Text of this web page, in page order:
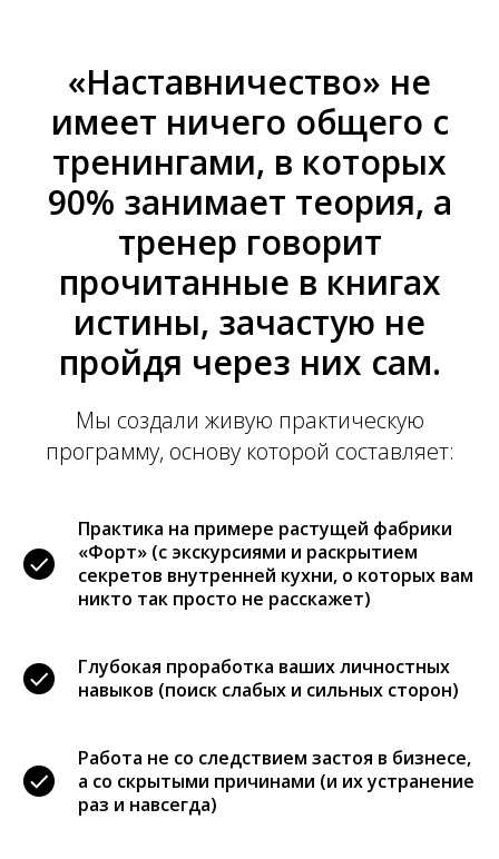
Стать участником вебинара
«Наставничество» не
имеет ничего общего с
тренингами, в которых
90% занимает теория, а
тренер говорит
прочитанные в книгах
истины, зачастую не
пройдя через них сам.
Мы создали живую практическую
программу, основу которой составляет:
Практика на примере растущей фабрики
«Форт» (с экскурсиями и раскрытием
секретов внутренней кухни, о которых вам
никто так просто не расскажет)
Глубокая проработка ваших личностных
навыков (поиск слабых и сильных сторон)
Работа не со следствием застоя в бизнесе,
а со скрытыми причинами (и их устранение
раз и навсегда)